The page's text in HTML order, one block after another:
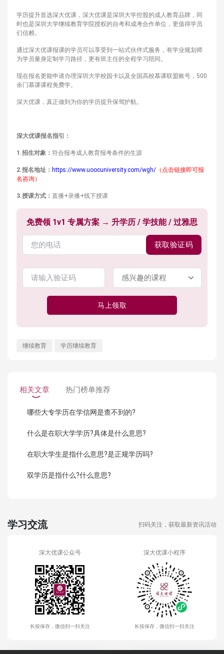
学历提升首选深大优课，深大优课是深圳大学控股的成人教育品牌，同
时也是深圳大学继续教育学院授权的自考和成考合作单位，更值得学员
们信赖。
通过深大优课报课的学员可以享受到一站式伙伴式服务，有学业规划师
为学员量身定制学习路径，更有班主任的全程学习陪同。
现在报名更能申请办理深圳大学校园卡以及全国高校慕课联盟账号，500
余门慕课课程免费学。
深大优课，真正做到为你的学历提升保驾护航。
深大优课报名指引：
1.招生对象： 符合报考成人教育报考条件的生源
2.报名地址： https://www.uoocuniversity.com/wgh/ （点击链接即可报
名咨询）
3.授课方式： 直播+录播+线下授课
免费领 1v1 专属方案 → 升学历 / 学技能 / 过雅思
获取验证码
马上领取
继续教育 学历继续教育
相关文章 热门榜单推荐
哪些大专学历在学信网是查不到的?
什么是在职大学学历?具体是什么意思?
在职大学生是指什么意思?是正规学历吗?
双学历是指什么?什么意思?
学习交流 扫码关注，获取最新资讯活动
深大优课公众号
长按保存，微信扫一扫关注
深大优课小程序
长按保存，微信扫一扫关注